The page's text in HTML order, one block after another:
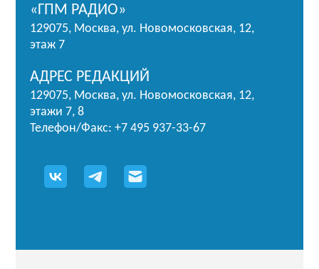
«ГПМ РАДИО»
129075, Москва, ул. Новомосковская, 12,
этаж 7
АДРЕС РЕДАКЦИЙ
129075, Москва, ул. Новомосковская, 12,
этажи 7, 8
Телефон/Факс: +7 495 937-33-67